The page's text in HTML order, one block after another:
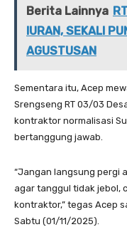
Berita Lainnya
IURAN, SEKALI
AGUSTUSAN
Sementara itu, Acep
Srengseng RT 03/03
kontraktor normalisasi
bertanggung jawab.
“Jangan langsung pergi
agar tanggul tidak jebol,
kontraktor,” tegas Acep
Sabtu (01/11/2025).